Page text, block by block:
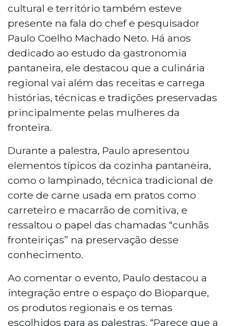
cultural e território também esteve
presente na fala do chef e pesquisador
Paulo Coelho Machado Neto. Há anos
dedicado ao estudo da gastronomia
pantaneira, ele destacou que a culinária
regional vai além das receitas e carrega
histórias, técnicas e tradições preservadas
principalmente pelas mulheres da
fronteira.
Durante a palestra, Paulo apresentou
elementos típicos da cozinha pantaneira,
como o lampinado, técnica tradicional de
corte de carne usada em pratos como
carreteiro e macarrão de comitiva, e
ressaltou o papel das chamadas “cunhãs
fronteiriças” na preservação desse
conhecimento.
Ao comentar o evento, Paulo destacou a
integração entre o espaço do Bioparque,
os produtos regionais e os temas
escolhidos para as palestras. “Parece que a